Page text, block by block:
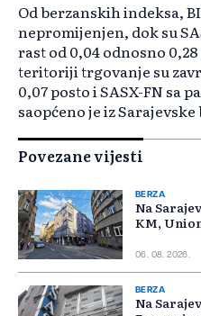
Od berzanskih indeksa,
nepromijenjen, dok su
rast od 0,04 odnosno
teritoriji trgovanje su
0,07 posto i SASX-FN sa
saopćeno je iz Sarajevske
Povezane vijesti
BERZA
Na
KM,
06. 08. 2026.
BERZA
Na